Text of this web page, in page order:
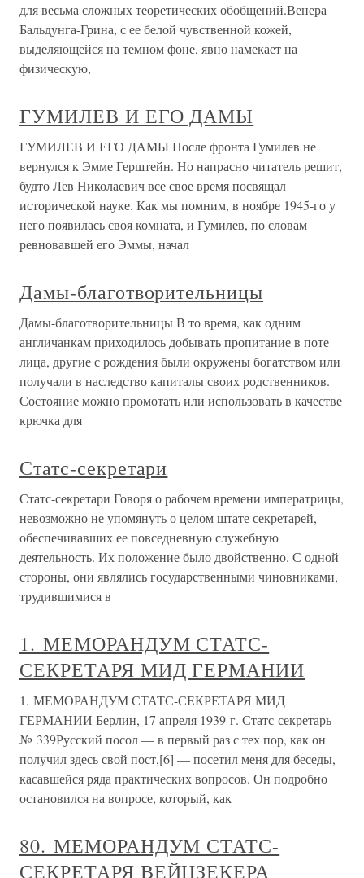
для весьма сложных теоретических обобщений.Венера
Бальдунга-Грина, с ее белой чувственной кожей,
выделяющейся на темном фоне, явно намекает на
физическую,
ГУМИЛЕВ И ЕГО ДАМЫ
ГУМИЛЕВ И ЕГО ДАМЫ После фронта Гумилев не
вернулся к Эмме Герштейн. Но напрасно читатель решит,
будто Лев Николаевич все свое время посвящал
исторической науке. Как мы помним, в ноябре 1945-го у
него появилась своя комната, и Гумилев, по словам
ревновавшей его Эммы, начал
Дамы-благотворительницы
Дамы-благотворительницы В то время, как одним
англичанкам приходилось добывать пропитание в поте
лица, другие с рождения были окружены богатством или
получали в наследство капиталы своих родственников.
Состояние можно промотать или использовать в качестве
крючка для
Статс-секретари
Статс-секретари Говоря о рабочем времени императрицы,
невозможно не упомянуть о целом штате секретарей,
обеспечивавших ее повседневную служебную
деятельность. Их положение было двойственно. С одной
стороны, они являлись государственными чиновниками,
трудившимися в
1. МЕМОРАНДУМ СТАТС-
СЕКРЕТАРЯ МИД ГЕРМАНИИ
1. МЕМОРАНДУМ СТАТС-СЕКРЕТАРЯ МИД
ГЕРМАНИИ Берлин, 17 апреля 1939 г. Статс-секретарь
№ 339Русский посол — в первый раз с тех пор, как он
получил здесь свой пост,[6] — посетил меня для беседы,
касавшейся ряда практических вопросов. Он подробно
остановился на вопросе, который, как
80. МЕМОРАНДУМ СТАТС-
СЕКРЕТАРЯ ВЕЙЦЗЕКЕРА